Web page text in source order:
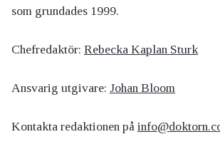
som grundades 1999.
Chefredaktör: Rebecka Kaplan Sturk
Ansvarig utgivare: Johan Bloom
Kontakta redaktionen på